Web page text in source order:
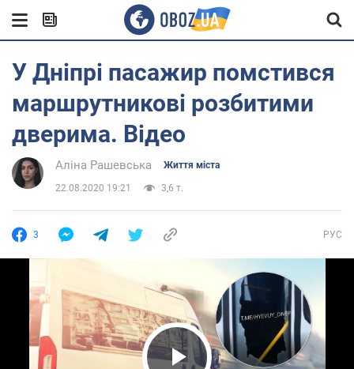
У Дніпрі пасажир помстився
маршрутникові розбитими
дверима. Відео
Аліна Рашевська Життя міста
22.08.2020 19:21 3,6 т.
3 РУС